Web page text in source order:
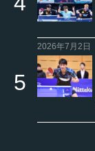
2026年7月2日